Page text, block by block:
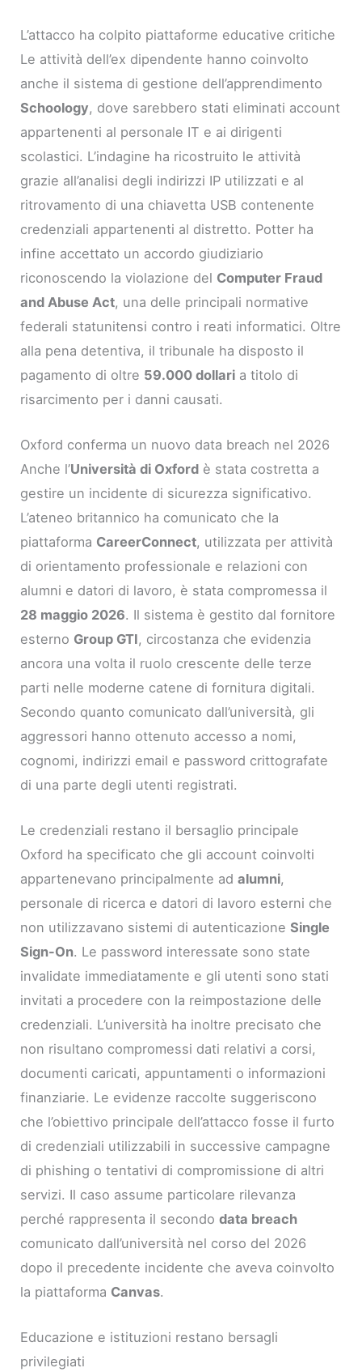
L’attacco ha colpito piattaforme educative critiche
Le attività dell’ex dipendente hanno coinvolto
anche il sistema di gestione dell’apprendimento
Schoology, dove sarebbero stati eliminati account
appartenenti al personale IT e ai dirigenti
scolastici. L’indagine ha ricostruito le attività
grazie all’analisi degli indirizzi IP utilizzati e al
ritrovamento di una chiavetta USB contenente
credenziali appartenenti al distretto. Potter ha
infine accettato un accordo giudiziario
riconoscendo la violazione del Computer Fraud
and Abuse Act, una delle principali normative
federali statunitensi contro i reati informatici. Oltre
alla pena detentiva, il tribunale ha disposto il
pagamento di oltre 59.000 dollari a titolo di
risarcimento per i danni causati.
Oxford conferma un nuovo data breach nel 2026
Anche l’Università di Oxford è stata costretta a
gestire un incidente di sicurezza significativo.
L’ateneo britannico ha comunicato che la
piattaforma CareerConnect, utilizzata per attività
di orientamento professionale e relazioni con
alumni e datori di lavoro, è stata compromessa il
28 maggio 2026. Il sistema è gestito dal fornitore
esterno Group GTI, circostanza che evidenzia
ancora una volta il ruolo crescente delle terze
parti nelle moderne catene di fornitura digitali.
Secondo quanto comunicato dall’università, gli
aggressori hanno ottenuto accesso a nomi,
cognomi, indirizzi email e password crittografate
di una parte degli utenti registrati.
Le credenziali restano il bersaglio principale
Oxford ha specificato che gli account coinvolti
appartenevano principalmente adalumni,
personale di ricerca e datori di lavoro esterni che
non utilizzavano sistemi di autenticazioneSingle
Sign-On. Le password interessate sono state
invalidate immediatamente e gli utenti sono stati
invitati a procedere con la reimpostazione delle
credenziali. L’università ha inoltre precisato che
non risultano compromessi dati relativi a corsi,
documenti caricati, appuntamenti o informazioni
finanziarie. Le evidenze raccolte suggeriscono
che l’obiettivo principale dell’attacco fosse il furto
di credenziali utilizzabili in successive campagne
di phishing o tentativi di compromissione di altri
servizi. Il caso assume particolare rilevanza
perché rappresenta il secondodata breach
comunicato dall’università nel corso del 2026
dopo il precedente incidente che aveva coinvolto
la piattaforma Canvas.
Educazione e istituzioni restano bersagli
privilegiati